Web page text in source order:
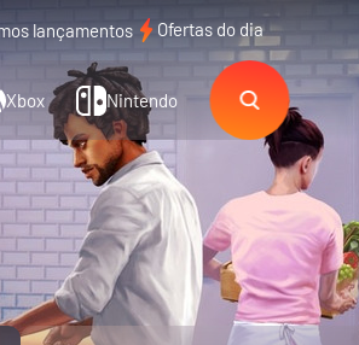
lançamentos Ofertas do dia
Xbox Nintendo